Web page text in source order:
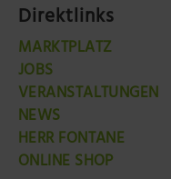
Direktlinks
MARKTPLATZ
JOBS
VERANSTALTUNGEN
NEWS
HERR FONTANE
ONLINE SHOP